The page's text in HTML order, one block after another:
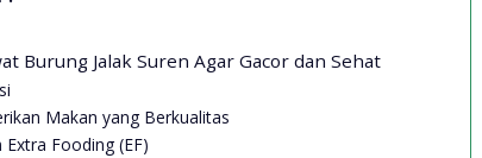
Burung Jalak Suren Agar Gacor dan Sehat
Makan yang Berkualitas
Extra Fooding (EF)